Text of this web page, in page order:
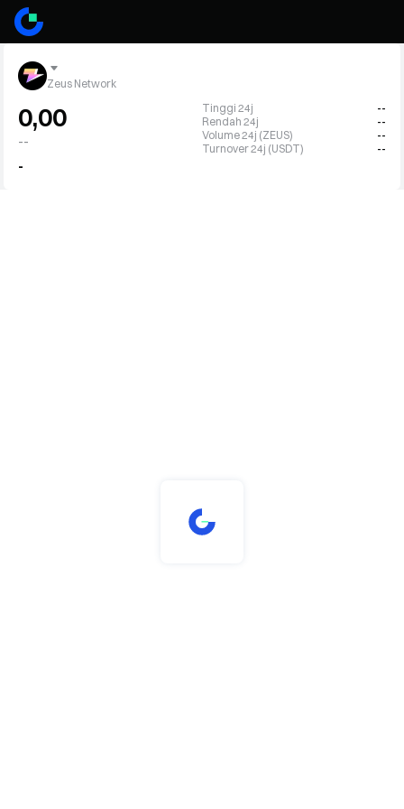
Zeus Network
0,00
--
-
Tinggi 24j
--
Rendah 24j
--
Volume 24j (ZEUS)
--
Turnover 24j (USDT)
--